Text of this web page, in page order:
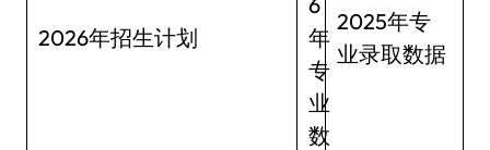
2026年招生计划
年
专
业
数
2025年专
业录取数据